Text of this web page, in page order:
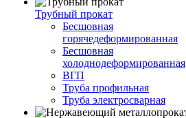
Трубный прокат
Бесшовная
горячедеформированная
Бесшовная
холоднодеформированная
ВГП
Труба профильная
Труба электросварная